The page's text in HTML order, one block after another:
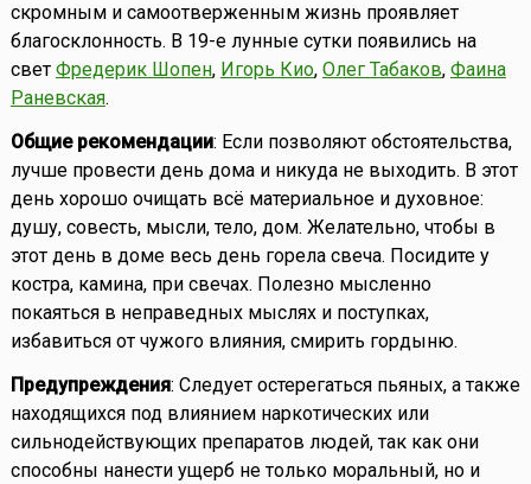
скромным и самоотверженным жизнь проявляет
благосклонность. В 19-е лунные сутки появились на
свет Фредерик Шопен, Игорь Кио, Олег Табаков, Фаина
Раневская.
Общие рекомендации: Если позволяют обстоятельства,
лучше провести день дома и никуда не выходить. В этот
день хорошо очищать всё материальное и духовное:
душу, совесть, мысли, тело, дом. Желательно, чтобы в
этот день в доме весь день горела свеча. Посидите у
костра, камина, при свечах. Полезно мысленно
покаяться в неправедных мыслях и поступках,
избавиться от чужого влияния, смирить гордыню.
Предупреждения: Следует остерегаться пьяных, а также
находящихся под влиянием наркотических или
сильнодействующих препаратов людей, так как они
способны нанести ущерб не только моральный, но и